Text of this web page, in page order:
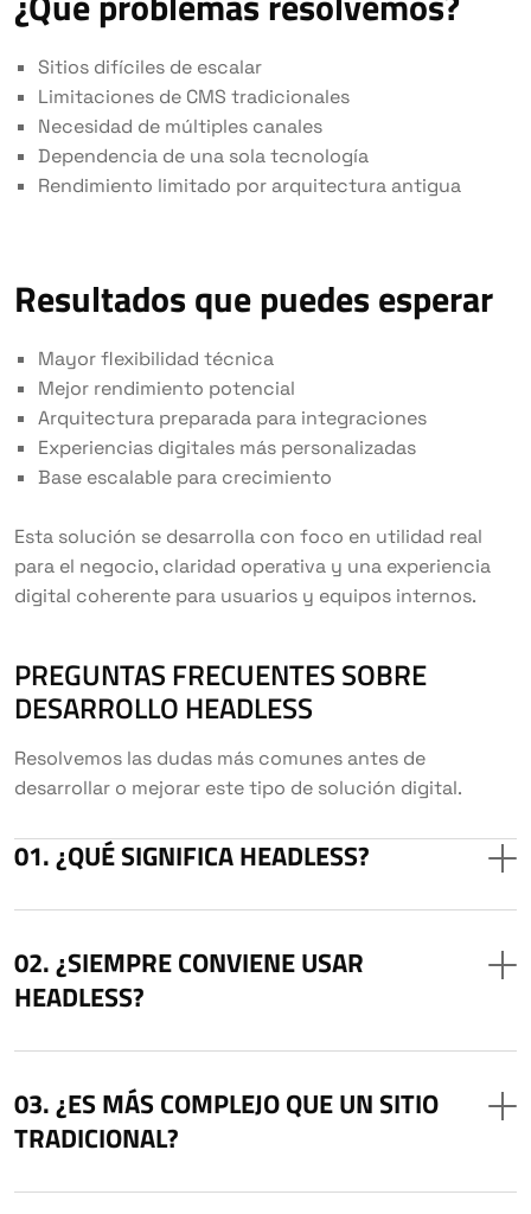
Sitios difíciles de escalar
Limitaciones de CMS tradicionales
Necesidad de múltiples canales
Dependencia de una sola tecnología
Rendimiento limitado por arquitectura antigua
Resultados que puedes esperar
Mayor flexibilidad técnica
Mejor rendimiento potencial
Arquitectura preparada para integraciones
Experiencias digitales más personalizadas
Base escalable para crecimiento
Esta solución se desarrolla con foco en utilidad real
para el negocio, claridad operativa y una experiencia
digital coherente para usuarios y equipos internos.
PREGUNTAS FRECUENTES SOBRE
DESARROLLO HEADLESS
Resolvemos las dudas más comunes antes de
desarrollar o mejorar este tipo de solución digital.
¿QUÉ SIGNIFICA HEADLESS?
¿SIEMPRE CONVIENE USAR
HEADLESS?
¿ES MÁS COMPLEJO QUE UN SITIO
TRADICIONAL?